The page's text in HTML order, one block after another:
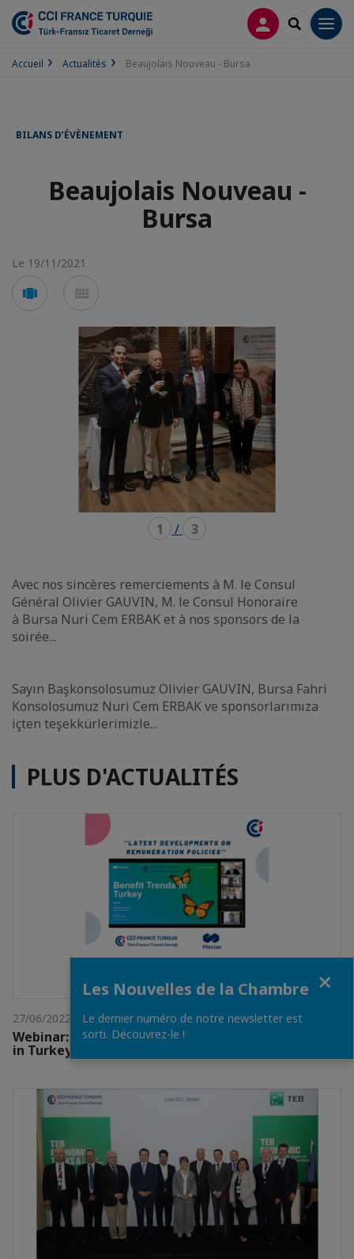
CONNEXION
Accueil Actualités Beaujolais Nouveau - Bursa
BILANS D’ÉVÈNEMENT
Beaujolais Nouveau -
Bursa
Le 19/11/2021
Voir
en
carousel
en
mosaïque
1 / 3
Avec nos sincères remerciements à M. le Consul
Général Olivier GAUVIN, M. le Consul Honoraire
à Bursa Nuri Cem ERBAK et à nos sponsors de la
soirée...
Sayın Başkonsolosumuz Olivier GAUVIN, Bursa Fahri
Konsolosumuz Nuri Cem ERBAK ve sponsorlarımıza
içten teşekkürlerimizle...
PLUS D'ACTUALITÉS
27/06/2022
Webinar: "Latest Developments on Remuneration
in Turkey"
Les Nouvelles de la Chambre
Le dernier numéro de notre newsletter est
sorti. Découvrez-le !